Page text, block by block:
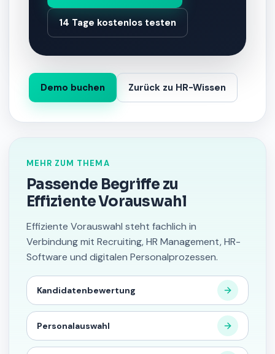
14 Tage kostenlos testen
Demo buchen Zurück zu HR-Wissen
MEHR ZUM THEMA
Passende Begriffe zu
Effiziente Vorauswahl
Effiziente Vorauswahl steht fachlich in
Verbindung mit Recruiting, HR Management, HR-
Software und digitalen Personalprozessen.
Kandidatenbewertung
Personalauswahl